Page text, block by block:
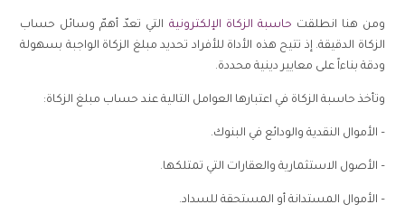
ومن هنا انطلقت حاسبة الزكاة الإلكترونية التي تعدّ أهمّ وسائل حساب
الزكاة الدقيقة. إذ تتيح هذه الأداة للأفراد تحديد مبلغ الزكاة الواجبة بسهولة
ودقة بناءاً على معايير دينية محددة.
وتأخذ حاسبة الزكاة في اعتبارها العوامل التالية عند حساب مبلغ الزكاة:
– الأموال النقدية والودائع في البنوك.
– الأصول الاستثمارية والعقارات التي تمتلكها.
– الأموال المستدانة أو المستحقة للسداد.